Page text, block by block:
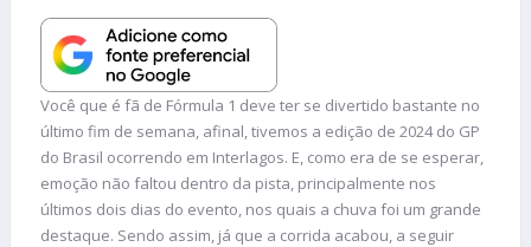
Você que é fã de Fórmula 1 deve ter se divertido bastante no
último fim de semana, afinal, tivemos a edição de 2024 do GP
do Brasil ocorrendo em Interlagos. E, como era de se esperar,
emoção não faltou dentro da pista, principalmente nos
últimos dois dias do evento, nos quais a chuva foi um grande
destaque. Sendo assim, já que a corrida acabou, a seguir